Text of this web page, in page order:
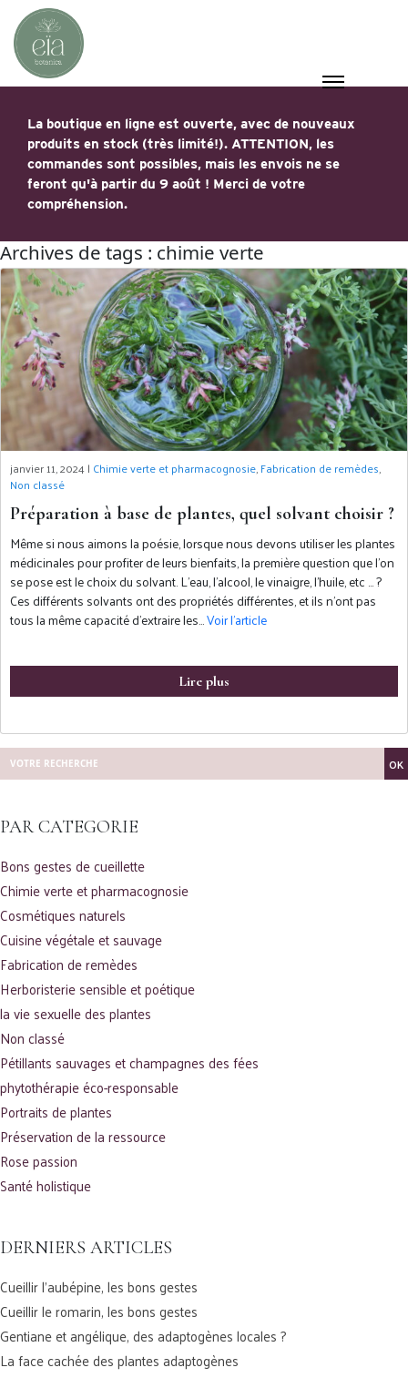
La boutique en ligne est ouverte, avec de nouveaux
produits en stock (très limité!). ATTENTION, les
commandes sont possibles, mais les envois ne se
feront qu'à partir du 9 août ! Merci de votre
compréhension.
Archives de tags : chimie verte
janvier 11, 2024 | Chimie verte et pharmacognosie,Fabrication de remèdes,
Non classé
Préparation à base de plantes, quel solvant choisir ?
Même si nous aimons la poésie, lorsque nous devons utiliser les plantes
médicinales pour profiter de leurs bienfaits, la première question que l’on
se pose est le choix du solvant. L’eau, l’alcool, le vinaigre, l’huile, etc … ?
Ces différents solvants ont des propriétés différentes, et ils n’ont pas
tous la même capacité d’extraire les…Voir l’article
Lire plus
OK
PAR CATEGORIE
Bons gestes de cueillette
Chimie verte et pharmacognosie
Cosmétiques naturels
Cuisine végétale et sauvage
Fabrication de remèdes
Herboristerie sensible et poétique
la vie sexuelle des plantes
Non classé
Pétillants sauvages et champagnes des fées
phytothérapie éco-responsable
Portraits de plantes
Préservation de la ressource
Rose passion
Santé holistique
DERNIERS ARTICLES
Cueillir l’aubépine, les bons gestes
Cueillir le romarin, les bons gestes
Gentiane et angélique, des adaptogènes locales ?
La face cachée des plantes adaptogènes